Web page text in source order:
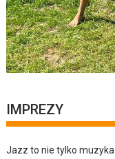
IMPREZY
Jazz to nie tylko